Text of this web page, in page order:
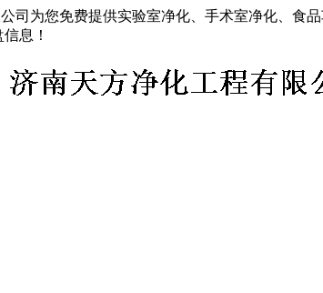
司为您免费提供实验室净化、手术室净化、食
息！